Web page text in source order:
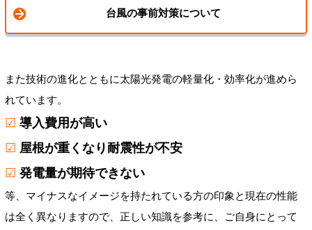
台風の事前対策について
また技術の進化とともに太陽光発電の軽量化・効率化が進めら
れています。
☑ 導入費用が高い
☑ 屋根が重くなり耐震性が不安
☑ 発電量が期待できない
等、マイナスなイメージを持たれている方の印象と現在の性能
は全く異なりますので、正しい知識を参考に、ご自身にとって